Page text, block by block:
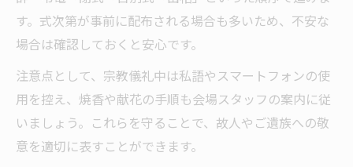
す。式次第が事前に配布される場合も多いため、不安な
場合は確認しておくと安心です。
注意点として、宗教儀礼中は私語やスマートフォンの使
用を控え、焼香や献花の手順も会場スタッフの案内に従
いましょう。これらを守ることで、故人やご遺族への敬
意を適切に表すことができます。